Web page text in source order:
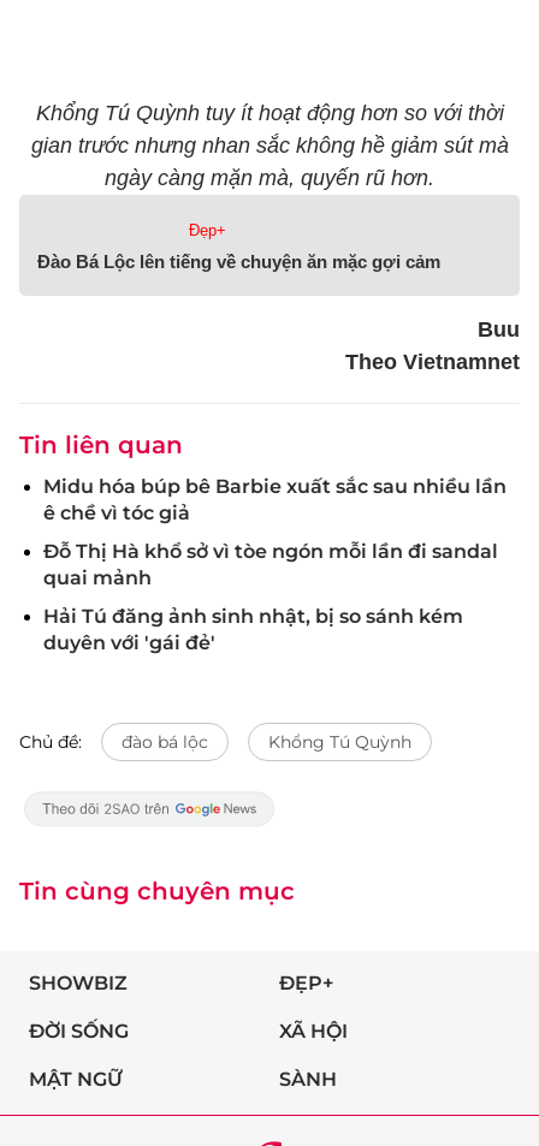
Khổng Tú Quỳnh tuy ít hoạt động hơn so với thời
gian trước nhưng nhan sắc không hề giảm sút mà
ngày càng mặn mà, quyến rũ hơn.
Đẹp+
Đào Bá Lộc lên tiếng về chuyện ăn mặc gợi cảm
Buu
Theo Vietnamnet
Tin liên quan
Midu hóa búp bê Barbie xuất sắc sau nhiều lần
ê chề vì tóc giả
Đỗ Thị Hà khổ sở vì tòe ngón mỗi lần đi sandal
quai mảnh
Hải Tú đăng ảnh sinh nhật, bị so sánh kém
duyên với 'gái đẻ'
Chủ đề: đào bá lộc Khổng Tú Quỳnh
Tin cùng chuyên mục
SHOWBIZ ĐẸP+
ĐỜI SỐNG XÃ HỘI
MẬT NGỮ SÀNH